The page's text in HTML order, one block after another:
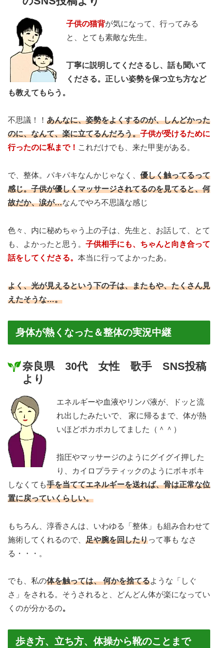
子供の猫背が気になって、行ってみる
と、とても素敵な先生。
丁寧に説明してくださるし、話も聞いて
くださる。 正しい姿勢を保つ立ち方など
も教えてもらう。
不思議！！ あんなに、姿勢をよくするのが、しんどかった
のに、なんて、楽に立てるんだろう。子供が受けるために
行ったのに私まで！ これだけでも、来た甲斐がある。
で、整体。パキパキなんかじゃなく、 優しく触ってるって
感じ。子供が優しくマッサージされてるのを見てると、何
故だか、涙が…なんでやろ不思議な感じ
色々、内に秘めちゃう上の子は、先生と、お話して、とて
も、よかったと思う。 子供相手にも、ちゃんと向き合って
話をしてくださる。 本当に行ってよかったあ。
よく、光が見えるという下の子は、またもや、たくさん見
えたそうな…。
身体が熱くなった＆整体の実況中継
奈良県 30代 女性 歌手 SNS投稿
より
エネルギーや血液やリンパ液が、ドッと流
れ出したみたいで、 家に帰るまで、体が熱
いほどポカポカしてました（＾＾）
指圧やマッサージのようにグイグイ押した
り、カイロプラティックのようにボキボキ
しなくても手を当ててエネルギーを送れば、骨は正常な位
置に戻っていくらしい。
もちろん、淳香さんは、いわゆる「整体」も組み合わせて
施術してくれるので、 足や腕を回したりって事も なさ
る・・・。
でも、私の体を触っては、 何かを捨てるような「しぐ
さ」をされる。そうされると、どんどん体が楽になってい
くのが分かるの。
歩き方、立ち方、体操から靴のことまで